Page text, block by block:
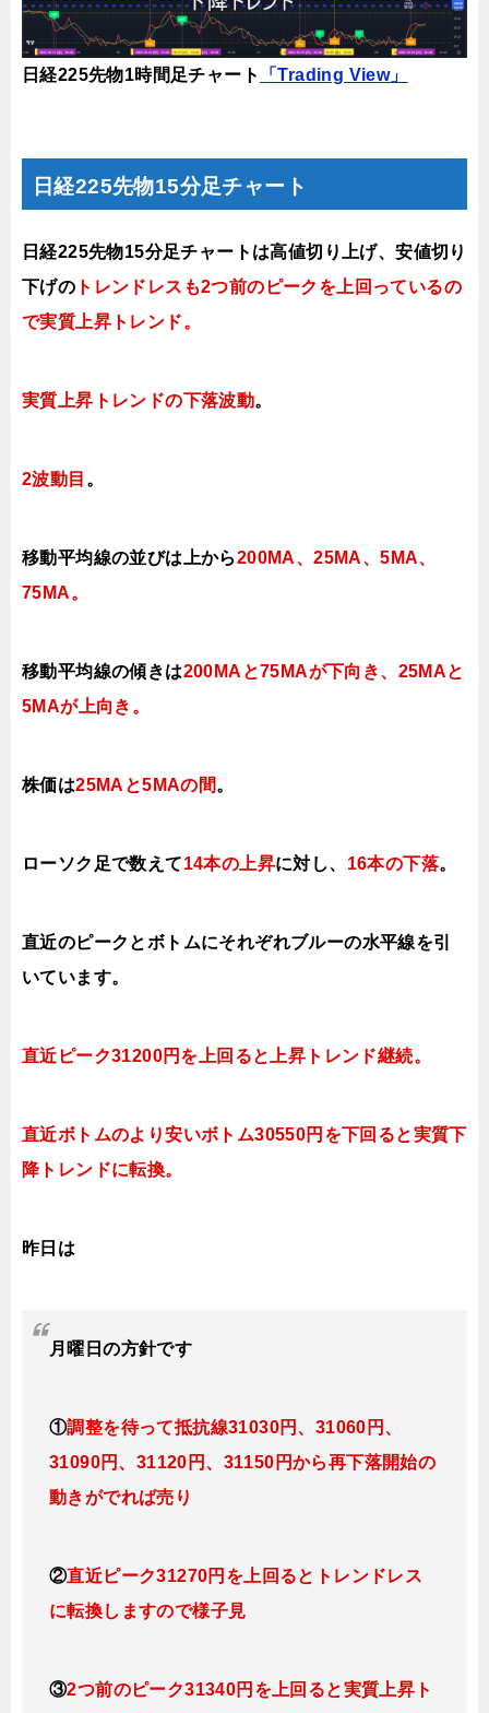
日経225先物1時間足チャート 「Trading View」
日経225先物15分足チャート
日経225先物15分足チャートは高値切り上げ、安値切り
下げの トレンドレスも2つ前のピークを上回っているの
で実質上昇トレンド。
実質上昇トレンドの下落波動。
2波動目 。
移動平均線の並びは上から200MA、25MA、5MA、
75MA。
移動平均線の傾きは200MAと75MAが下向き、25MAと
5MAが上向き 。
株価は25MAと5MAの間。
ローソク足で数えて14本の上昇に対し、 16本の下落。
直近のピークとボトムにそれぞれブルーの水平線を引
いています。
直近ピーク31200円を上回ると上昇トレンド継続。
直近ボトムのより安いボトム30550円を下回ると実質下
降トレンドに転換。
昨日は
月曜日の方針です
①調整を待って抵抗線31030円、31060円、
31090円、31120円、31150円から再下落開始の
動きがでれば売り
②直近ピーク31270円を上回るとトレンドレス
に転換しますので様子見
③2つ前のピーク31340円を上回ると実質上昇ト